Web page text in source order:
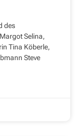
des
Selina,
Tina Köberle,
Steve